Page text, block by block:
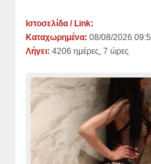
Ιστοσελίδα / Link:
Καταχωρημένα: 08/08/2026
Λήγει: 4206 ημέρες, 7 ώρες